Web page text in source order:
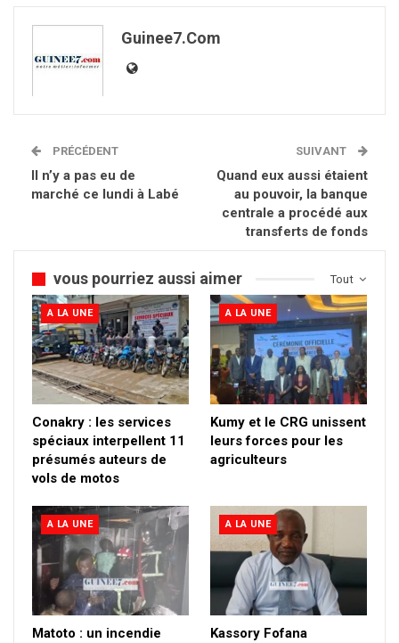
Guinee7.com
PRÉCÉDENT
Il n’y a pas eu de
marché ce lundi à Labé
SUIVANT
Quand eux aussi étaient
au pouvoir, la banque
centrale a procédé aux
transferts de fonds
Tout
vous pourriez aussi aimer
A LA UNE
Conakry : les services
spéciaux interpellent 11
présumés auteurs de
vols de motos
A LA UNE
Kumy et le CRG unissent
leurs forces pour les
agriculteurs
A LA UNE
Matoto : un incendie
A LA UNE
Kassory Fofana